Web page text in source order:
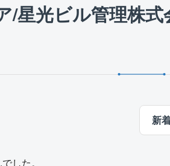
/星光ビル管理株
新
した。